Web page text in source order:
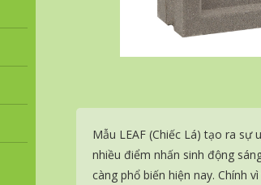
Mẫu LEAF (Chiếc Lá) tạo ra
nhiều điểm nhấn sinh động
càng phổ biến hiện nay. Chính